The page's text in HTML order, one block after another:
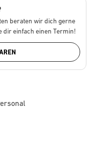
beraten wir dich gerne
dir einfach einen Termin!